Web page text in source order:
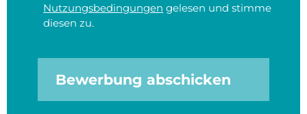
Nutzungsbedingungen gelesen und stimme
diesen zu.
Bewerbung abschicken